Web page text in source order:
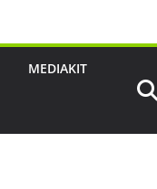
MEDIAKIT